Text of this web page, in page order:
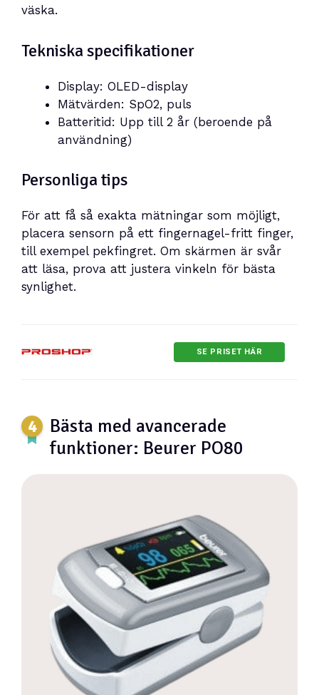
väska.
Tekniska specifikationer
Display: OLED-display
Mätvärden: SpO2, puls
Batteritid: Upp till 2 år (beroende på
användning)
Personliga tips
För att få så exakta mätningar som möjligt,
placera sensorn på ett fingernagel-fritt finger,
till exempel pekfingret. Om skärmen är svår
att läsa, prova att justera vinkeln för bästa
synlighet.
SE PRISET HÄR
Bästa med avancerade
funktioner: Beurer PO80